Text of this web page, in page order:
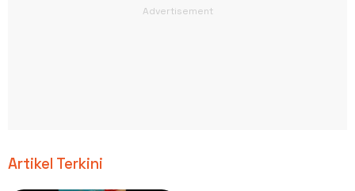
Artikel Terkini